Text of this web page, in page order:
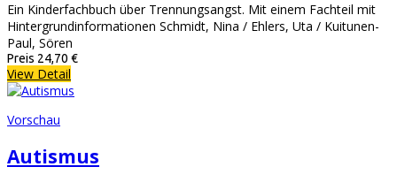
Ein Kinderfachbuch über Trennungsangst. Mit einem Fachteil mit
Hintergrundinformationen Schmidt, Nina / Ehlers, Uta / Kuitunen-
Paul, Sören
Preis 24,70 €
View Detail
Vorschau
Autismus